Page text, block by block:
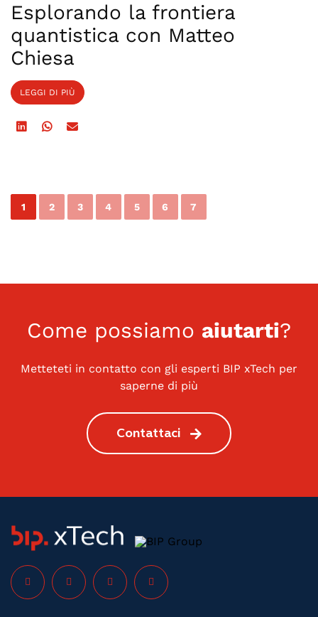
Esplorando la frontiera
quantistica con Matteo
Chiesa
LEGGI DI PIÙ
1 2 3 4 5 6 7
Come possiamo aiutarti?
Metteteti in contatto con gli esperti BIP xTech per
saperne di più
Contattaci